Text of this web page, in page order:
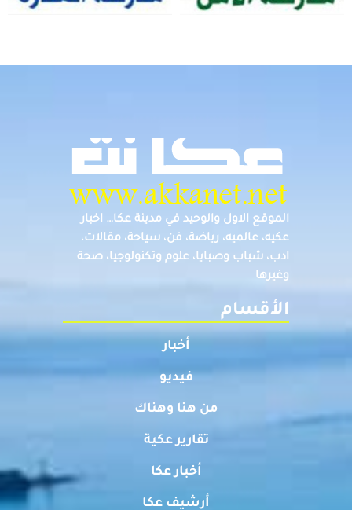
الموقع الاول والوحيد في مدينة عكا… اخبار
عكيه، عالميه، رياضة، فن، سياحة، مقالات،
ادب، شباب وصبايا، علوم وتكنولوجيا، صحة
وغيرها
الأقسام
أخبار
فيديو
من هنا وهناك
تقارير عكية
أخبار عكا
أرشيف عكا